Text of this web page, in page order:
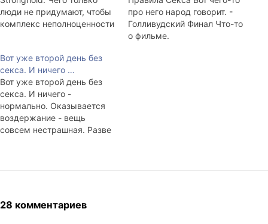
люди не придумают, чтобы
комплекс неполноценности
прикалываетесь? A.
Всерьез. Q. А кто сюда
пишет? Hаверное, одни
импотенты, обиженные
мальчики, которым "не
дают" и девочки, которых
"не хотят" - словом, те, кто
про него народ говорит. -
Голливудский Финал Что-то
о фильме.
Вот уже второй день без
секса. И ничего …
Вот уже второй день без
секса. И ничего -
нормально. Оказывается
воздержание - вещь
совсем нестрашная. Разве
28 комментариев